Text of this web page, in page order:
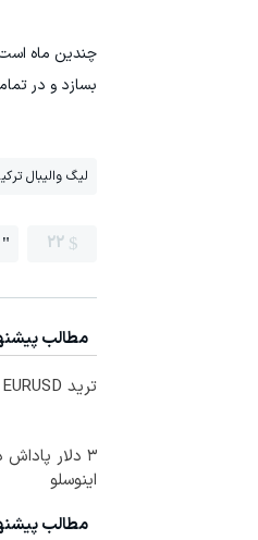
چندین ماه است
بسازد و در
لیگ والیبال
22
مطالب
ترید EURUSD با اسپرد از صفر پیپ
۳ دلار
اینوسلو
مطالب